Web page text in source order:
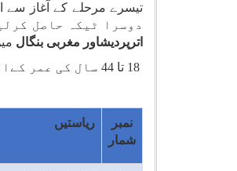
تیسرے مرحلے کے آغاز سے اب تک ملک کی تمام 37 ریاستوں/
دوسرا ٹیکہ حاصل
اترپردیشاور مغربی بنگال میں 18 تا 44 سال کی عمر زمرہ کے 10 لاکھ سے زیادہ
نمبر
شمار
ریاستیں